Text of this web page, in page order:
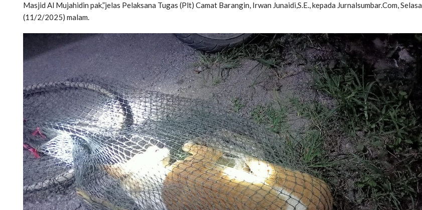
Masjid Al Mujahidin pak,”jelas Pelaksana Tugas (Plt) Camat Barangin, Irwan Junaidi,S.E., kepada Jurnalsumbar.Com, Selasa
(11/2/2025) malam.